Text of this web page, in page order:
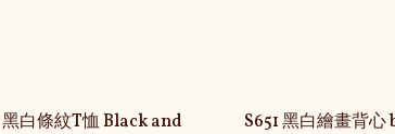
S651 黑白繪畫背心 black and